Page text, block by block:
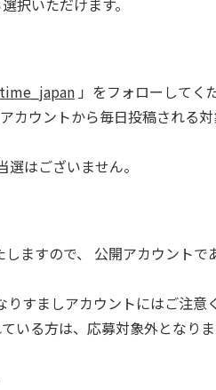
択いただけます。
」をフォローしてく
カウントから毎日投稿される
はございません。
すので、 公開アカウントで
すましアカウントにはご注意
る方は、応募対象外となりま